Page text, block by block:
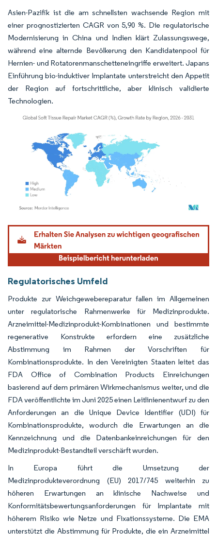
Asien-Pazifik ist die am schnellsten wachsende Region mit
einer prognostizierten CAGR von 5,90 %. Die regulatorische
Modernisierung in China und Indien klärt Zulassungswege,
während eine alternde Bevölkerung den Kandidatenpool für
Hernien- und Rotatorenmanschetteneingriffe erweitert. Japans
Einführung bio-induktiver Implantate unterstreicht den Appetit
der Region auf fortschrittliche, aber klinisch validierte
Technologien.
Bild © Mordor Intelligence. Wiederverwendung erfordert Namensnennung gemäß
Regulatorisches Umfeld
Produkte zur Weichgewebereparatur fallen im Allgemeinen
unter regulatorische Rahmenwerke für Medizinprodukte.
Arzneimittel-Medizinprodukt-Kombinationen und bestimmte
regenerative Konstrukte erfordern eine zusätzliche
Abstimmung im Rahmen der Vorschriften für
Kombinationsprodukte. In den Vereinigten Staaten leitet das
FDA Office of Combination Products Einreichungen
basierend auf dem primären Wirkmechanismus weiter, und die
FDA veröffentlichte im Juni 2025 einen Leitlinienentwurf zu den
Anforderungen an die Unique Device Identifier (UDI) für
Kombinationsprodukte, wodurch die Erwartungen an die
Kennzeichnung und die Datenbankeinreichungen für den
Medizinprodukt-Bestandteil verschärft wurden.
In Europa führt die Umsetzung der
Medizinprodukteverordnung (EU) 2017/745 weiterhin zu
höheren Erwartungen an klinische Nachweise und
Konformitätsbewertungsanforderungen für Implantate mit
höherem Risiko wie Netze und Fixationssysteme. Die EMA
unterstützt die Abstimmung für Produkte, die ein Arzneimittel